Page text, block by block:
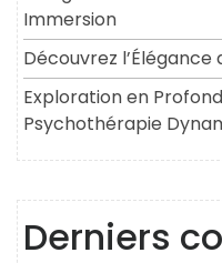
Immersion
Découvrez
Exploration en
Psychothérapie
Derniers